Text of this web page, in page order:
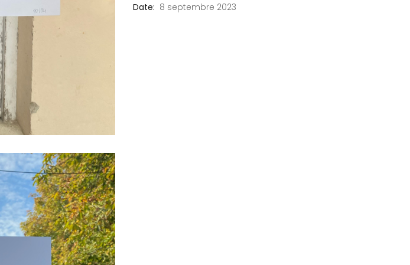
Date: 8 septembre 2023